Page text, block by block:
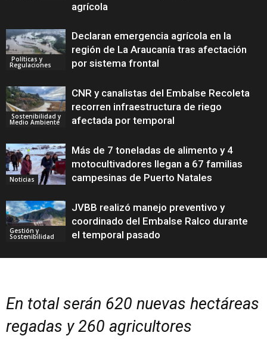
agrícola
Políticas y
Regulaciones
Declaran emergencia agrícola en la
región de La Araucanía tras afectación
por sistema frontal
Sostenibilidad y
Medio Ambiente
CNR y canalistas del Embalse Recoleta
recorren infraestructura de riego
afectada por temporal
Noticias
Más de 7 toneladas de alimento y 4
motocultivadores llegan a 67 familias
campesinas de Puerto Natales
Gestión y
Sostenibilidad
JVBB realizó manejo preventivo y
coordinado del Embalse Ralco durante
el temporal pasado
En total serán 620 nuevas hectáreas
regadas y 260 agricultores